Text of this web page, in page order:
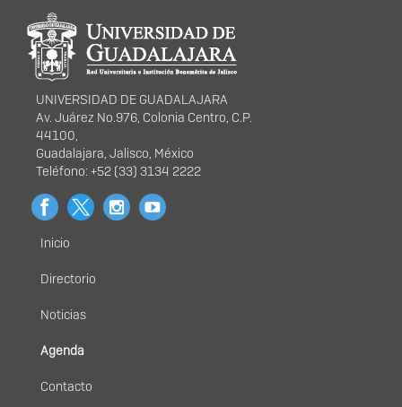
Información del
portal
UNIVERSIDAD DE GUADALAJARA
Av. Juárez No.976, Colonia Centro, C.P.
44100,
Guadalajara, Jalisco, México
Teléfono: +52 (33) 3134 2222
Menú
principal
Inicio
Directorio
Noticias
Agenda
Contacto